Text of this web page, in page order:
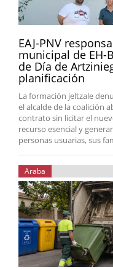
EAJ-PNV
municipal de EH-
de Día de
planificación
La formación jeltzale
el alcalde de la coalición
contrato sin licitar el
recurso esencial y
personas usuarias, sus
Araba